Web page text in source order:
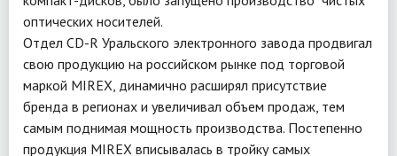
оптических носителей.
Отдел CD-R Уральского электронного завода продвигал
свою продукцию на российском рынке под торговой
маркой MIREX, динамично расширял присутствие
бренда в регионах и увеличивал объем продаж, тем
самым поднимая мощность производства. Постепенно
продукция MIREX вписывалась в тройку самых